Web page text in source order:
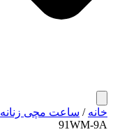
خانه / ساعت مچی زنانه
91WM-9A